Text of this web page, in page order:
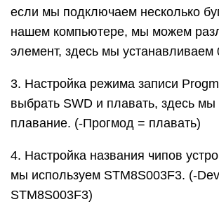
если мы подключаем несколько
нашем компьютере, мы можем
элемент, здесь мы устанавливаем
3. Настройка режима записи
выбрать SWD и плавать, здесь мы
плавание. (-Прогмод = плавать)
4. Настройка названия чипов
мы используем STM8S003F3. (-
STM8S003F3)